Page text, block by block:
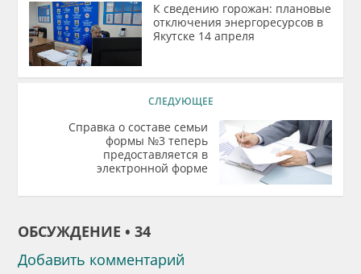
К сведению горожан: плановые
отключения энергоресурсов в
Якутске 14 апреля
СЛЕДУЮЩЕЕ
Справка о составе семьи
формы №3 теперь
предоставляется в
электронной форме
ОБСУЖДЕНИЕ • 34
Добавить комментарий